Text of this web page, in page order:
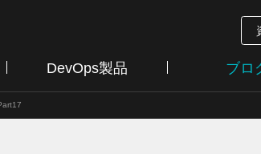
DevOps製品 ブロ